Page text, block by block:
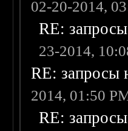
02-20-2014,
RE:
23-2014,
RE: запросы
2014, 01:50
RE: